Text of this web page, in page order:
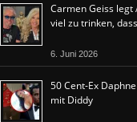
Carmen Geiss legt
viel zu trinken,
6. Juni 2026
50 Cent-Ex
mit Diddy